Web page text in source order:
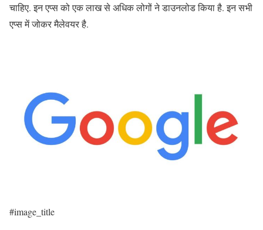
चाहिए. इन एप्स को एक लाख से अधिक लोगों ने डाउनलोड किया है. इन सभी
एप्स में जोकर मैलेवयर है.
#image_title